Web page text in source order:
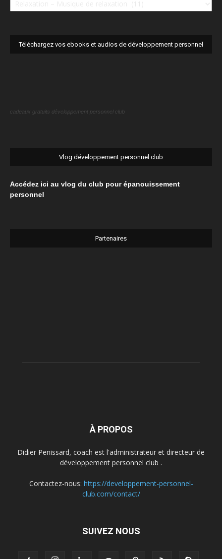
Téléchargez vos ebooks et audios de développement personnel
cadeaux gratuits développement personnel club
Vlog développement personnel club
Accédez ici au vlog du club pour épanouissement
personnel
Partenaires
À PROPOS
Didier Penissard, coach est l'administrateur et directeur de
développement personnel club .
Contactez-nous: https://developpement-personnel-
club.com/contact/
SUIVEZ NOUS